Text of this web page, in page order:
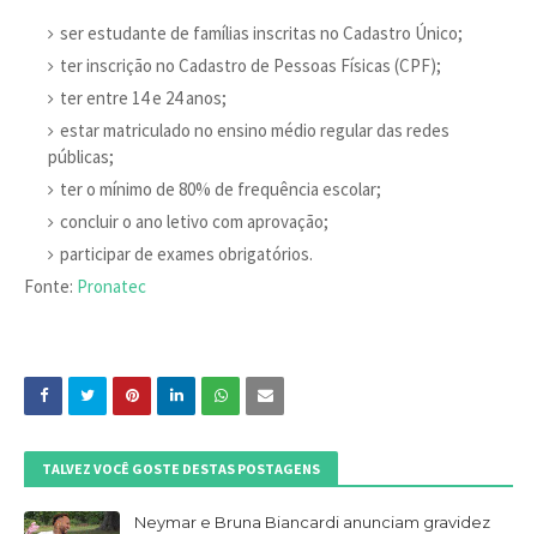
ser estudante de famílias inscritas no Cadastro Único;
ter inscrição no Cadastro de Pessoas Físicas (CPF);
ter entre 14 e 24 anos;
estar matriculado no ensino médio regular das redes
públicas;
ter o mínimo de 80% de frequência escolar;
concluir o ano letivo com aprovação;
participar de exames obrigatórios.
Fonte: Pronatec
TALVEZ VOCÊ GOSTE DESTAS POSTAGENS
Neymar e Bruna Biancardi anunciam gravidez